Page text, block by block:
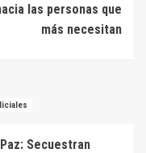
las personas que
más necesitan
Secuestran